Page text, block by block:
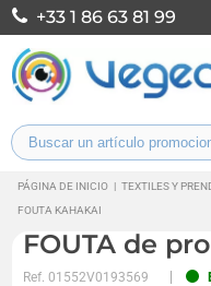
+33 1 86 63 81 99
PÁGINA DE INICIO | TEXTILES Y
FOUTA KAHAKAI
FOUTA de
Ref.01552V0193569